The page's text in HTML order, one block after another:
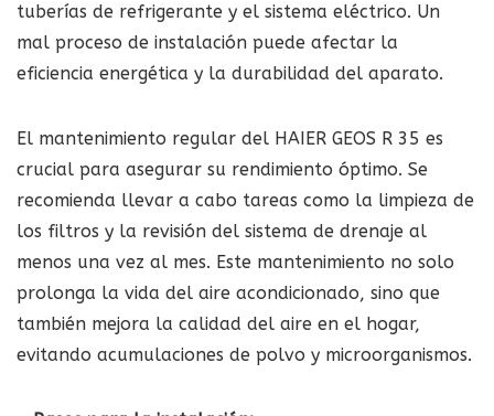
tuberías de refrigerante y el sistema eléctrico. Un
mal proceso de instalación puede afectar la
eficiencia energética y la durabilidad del aparato.
El mantenimiento regular del HAIER GEOS R 35 es
crucial para asegurar su rendimiento óptimo. Se
recomienda llevar a cabo tareas como la limpieza de
los filtros y la revisión del sistema de drenaje al
menos una vez al mes. Este mantenimiento no solo
prolonga la vida del aire acondicionado, sino que
también mejora la calidad del aire en el hogar,
evitando acumulaciones de polvo y microorganismos.